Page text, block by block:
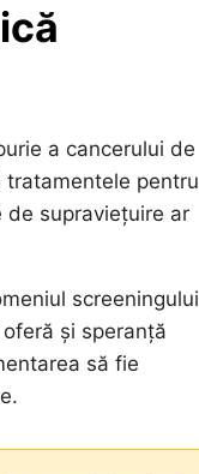
a cancerului de
pentru
de supraviețuire ar
screeningului
și speranță
să fie